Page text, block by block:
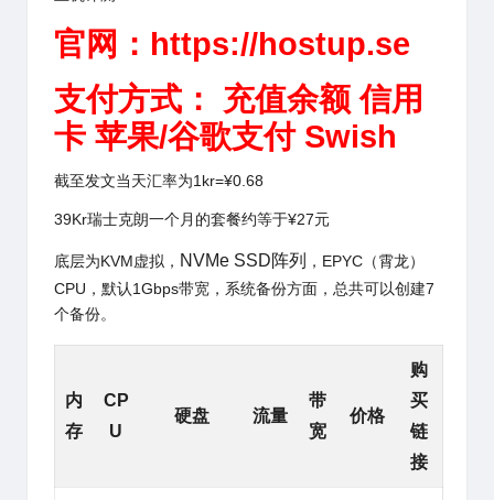
官网： https://hostup.se
支付方式： 充值余额 信用
卡 苹果/谷歌支付 Swish
截至发文当天汇率为1kr=¥0.68
39Kr瑞士克朗一个月的套餐约等于¥27元
底层为KVM虚拟， NVMe SSD阵列
，EPYC（霄龙）
CPU，默认1Gbps带宽， 系统备份方面，总共可以创建7
个备份。
内
存
CP
U
硬盘 流量
带
宽
价格
购
买
链
接